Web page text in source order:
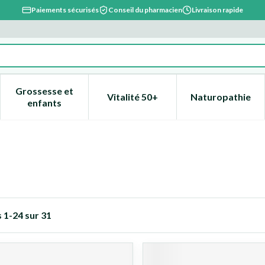
Paiements sécurisés Conseil du pharmacien Livraison rapide
Beauté, soins et hygiène
menu pour la catégorie Régime, alimentation &
Grossesse et
enfantsAfficher le sous-menu pour la catégorie
Vitalité 50+Afficher le sous-menu pour la
Naturopathie
Afficher
1-24 sur 31